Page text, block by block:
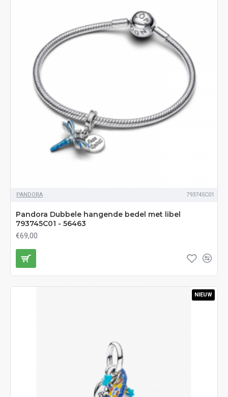
PANDORA 793745C01
Pandora Dubbele hangende bedel met libel
793745C01 - 56463
€69,00
NIEUW